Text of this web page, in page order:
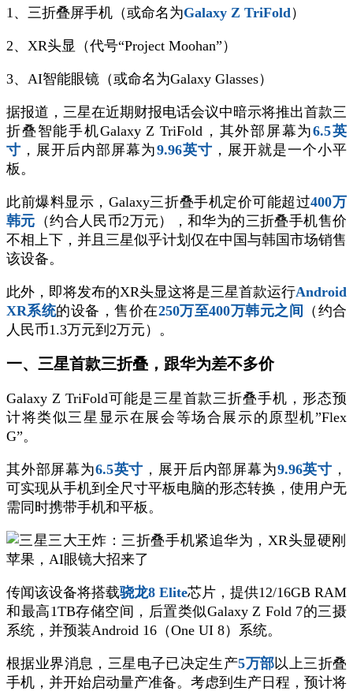
1、三折叠屏手机（或命名为Galaxy Z TriFold）
2、XR头显（代号“Project Moohan”）
3、AI智能眼镜（或命名为Galaxy Glasses）
据报道，三星在近期财报电话会议中暗示将推出首款三
折叠智能手机Galaxy Z TriFold，其外部屏幕为6.5英
寸 ，展开后内部屏幕为9.96英寸 ，展开就是一个小平
板。
此前爆料显示，Galaxy三折叠手机定价可能超过400万
韩元 （约合人民币2万元），和华为的三折叠手机售价
不相上下，并且三星似乎计划仅在中国与韩国市场销售
该设备。
此外，即将发布的XR头显这将是三星首款运行Android
XR系统的设备，售价在250万至400万韩元之间
（约合
人民币1.3万元到2万元）。
一、三星首款三折叠，跟华为差不多价
Galaxy Z TriFold可能是三星首款三折叠手机，形态预
计将类似三星显示在展会等场合展示的原型机”Flex
G”。
其外部屏幕为6.5英寸 ，展开后内部屏幕为9.96英寸 ，
可实现从手机到全尺寸平板电脑的形态转换，使用户无
需同时携带手机和平板。
传闻该设备将搭载骁龙8 Elite芯片，提供12/16GB RAM
和最高1TB存储空间，后置类似Galaxy Z Fold 7的三摄
系统，并预装Android 16（One UI 8）系统。
根据业界消息，三星电子已决定生产5万部以上三折叠
手机，并开始启动量产准备。考虑到生产日程，预计将